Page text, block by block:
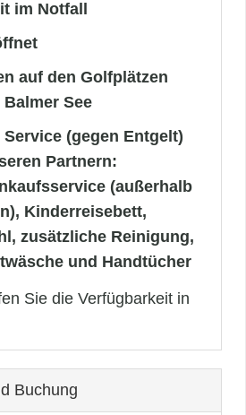
im Notfall
auf den Golfplätzen
See
(gegen Entgelt)
Partnern:
(außerhalb
Kinderreisebett,
zusätzliche Reinigung,
und Handtücher
Sie die Verfügbarkeit in
Buchung